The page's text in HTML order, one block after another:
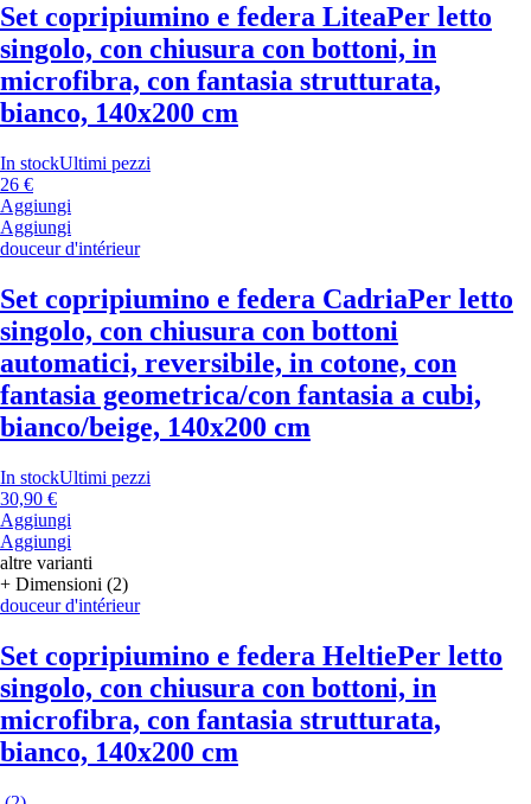
Set copripiumino e federa LiteaPer letto
singolo, con chiusura con bottoni, in
microfibra, con fantasia strutturata,
bianco, 140x200 cm
In stockUltimi pezzi
26 €
Aggiungi
Aggiungi
douceur d'intérieur
Set copripiumino e federa CadriaPer letto
singolo, con chiusura con bottoni
automatici, reversibile, in cotone, con
fantasia geometrica/con fantasia a cubi,
bianco/beige, 140x200 cm
In stockUltimi pezzi
30,90 €
Aggiungi
Aggiungi
altre varianti
+ Dimensioni (2)
douceur d'intérieur
Set copripiumino e federa HeltiePer letto
singolo, con chiusura con bottoni, in
microfibra, con fantasia strutturata,
bianco, 140x200 cm